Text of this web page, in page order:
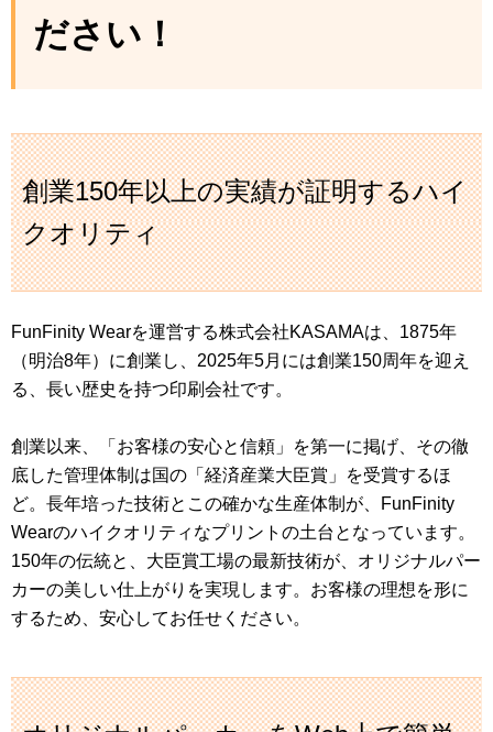
ださい！
創業150年以上の実績が証明するハイ
クオリティ
FunFinity Wearを運営する株式会社KASAMAは、1875年
（明治8年）に創業し、2025年5月には創業150周年を迎え
る、長い歴史を持つ印刷会社です。
創業以来、「お客様の安心と信頼」を第一に掲げ、その徹
底した管理体制は国の「経済産業大臣賞」を受賞するほ
ど。長年培った技術とこの確かな生産体制が、FunFinity
Wearのハイクオリティなプリントの土台となっています。
150年の伝統と、大臣賞工場の最新技術が、オリジナルパー
カーの美しい仕上がりを実現します。お客様の理想を形に
するため、安心してお任せください。